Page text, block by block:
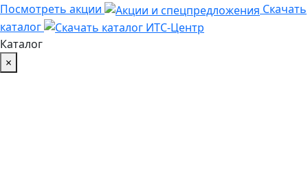
Посмотреть акции
Скачать
каталог
Каталог
×